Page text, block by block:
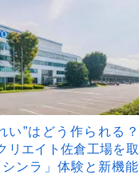
い”はどう作られる？
リエイト佐倉工場を取
ンラ」体験と新機能